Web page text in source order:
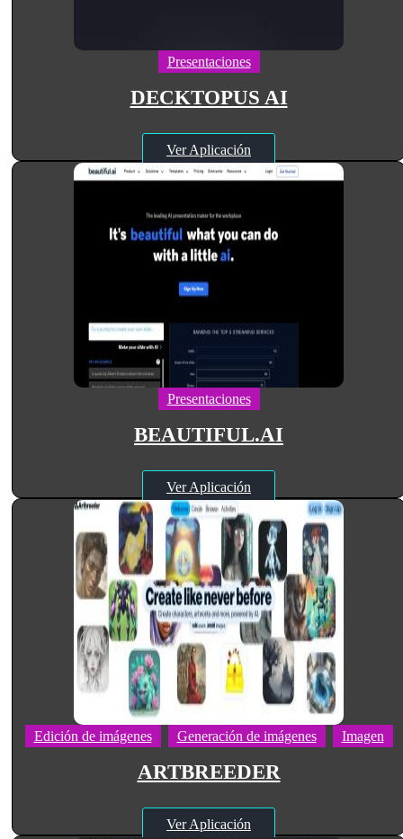
Presentaciones
DECKTOPUS AI
Ver Aplicación
Presentaciones
BEAUTIFUL.AI
Ver Aplicación
Edición de imágenes Generación de imágenes Imagen
ARTBREEDER
Ver Aplicación